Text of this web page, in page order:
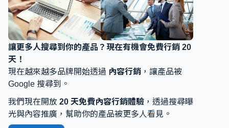
讓更多人搜尋到你的產品？現在有機會免費行銷 20
天！
現在越來越多品牌開始透過 內容行銷 ，讓產品被
Google 搜尋到。
我們現在開放 20 天免費內容行銷體驗 ，透過搜尋曝
光與內容推廣，幫助你的產品被更多人看見。